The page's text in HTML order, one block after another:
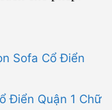
Sofa Cổ Điển
Điển Quận 1 Chữ